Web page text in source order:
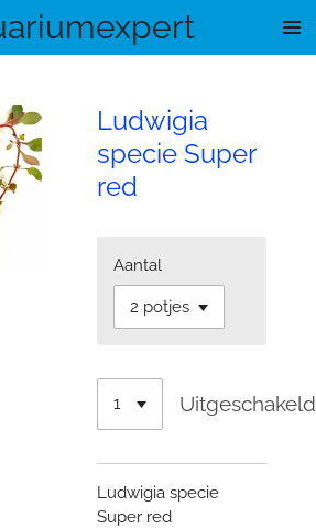
Ludwigia
specie Super
red
Aantal
Uitgeschakeld
Ludwigia specie
Super red